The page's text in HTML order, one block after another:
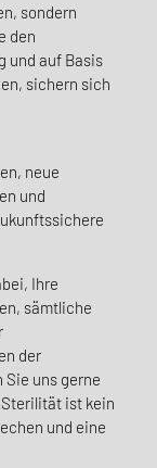
sondern
den
und auf Basis
sichern sich
neue
und
Ihre
sämtliche
der
uns gerne
ist kein
und eine